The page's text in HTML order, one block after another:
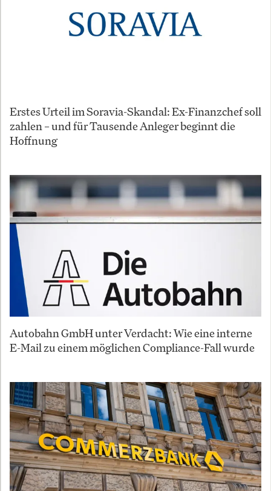
Erstes Urteil im Soravia-Skandal: Ex-Finanzchef soll
zahlen – und für Tausende Anleger beginnt die
Hoffnung
Autobahn GmbH unter Verdacht: Wie eine interne
E-Mail zu einem möglichen Compliance-Fall wurde